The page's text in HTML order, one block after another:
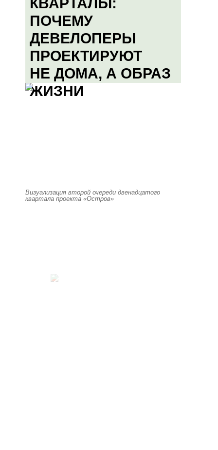
ПОЧЕМУ
ДЕВЕЛОПЕРЫ
ПРОЕКТИРУЮТ
НЕ ДОМА, А ОБРАЗ
ЖИЗНИ
Визуализация второй очереди двенадцатого
квартала проекта «Остров»